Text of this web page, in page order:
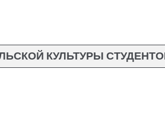
КУЛЬТУРЫ